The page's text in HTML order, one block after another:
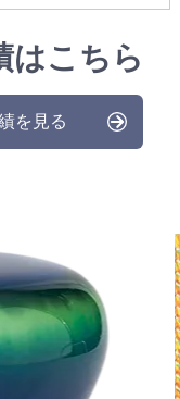
はこちら
を見る